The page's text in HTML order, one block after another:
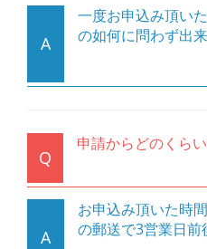
A
一度お申込み頂い
の如何に問わず出来
Q
申請からどのくら
A
お申込み頂いた時
の郵送で3営業日前